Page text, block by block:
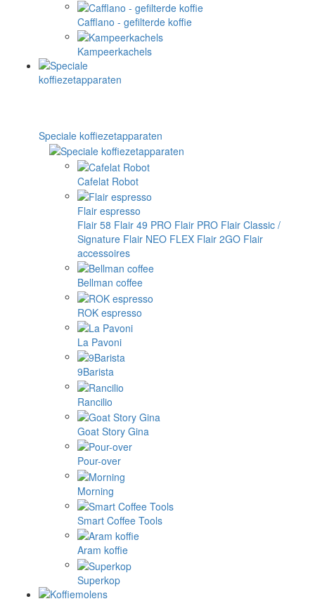
Cafflano - gefilterde koffie
Kampeerkachels
Speciale koffiezetapparaten
Cafelat Robot
Flair espresso
Flair 58 Flair 49 PRO Flair PRO Flair Classic /
Signature Flair NEO FLEX Flair 2GO Flair
accessoires
Bellman coffee
ROK espresso
La Pavoni
9Barista
Rancilio
Goat Story Gina
Pour-over
Morning
Smart Coffee Tools
Aram koffie
Superkop